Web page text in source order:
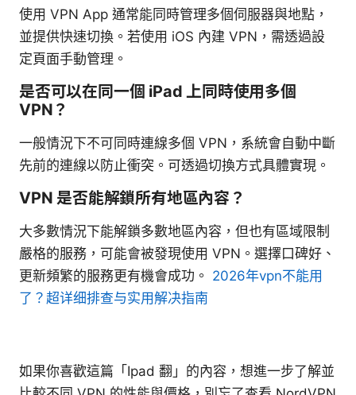
使用 VPN App 通常能同時管理多個伺服器與地點，
並提供快速切換。若使用 iOS 內建 VPN，需透過設
定頁面手動管理。
是否可以在同一個 iPad 上同時使用多個
VPN？
一般情況下不可同時連線多個 VPN，系統會自動中斷
先前的連線以防止衝突。可透過切換方式具體實現。
VPN 是否能解鎖所有地區內容？
大多數情況下能解鎖多數地區內容，但也有區域限制
嚴格的服務，可能會被發現使用 VPN。選擇口碑好、
更新頻繁的服務更有機會成功。 2026年vpn不能用
了？超详细排查与实用解决指南
如果你喜歡這篇「Ipad 翻」的內容，想進一步了解並